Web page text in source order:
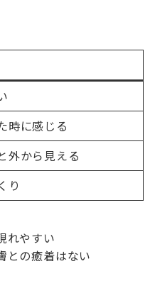
時に感じる
外から見える
り
れやすい
との癒着はない